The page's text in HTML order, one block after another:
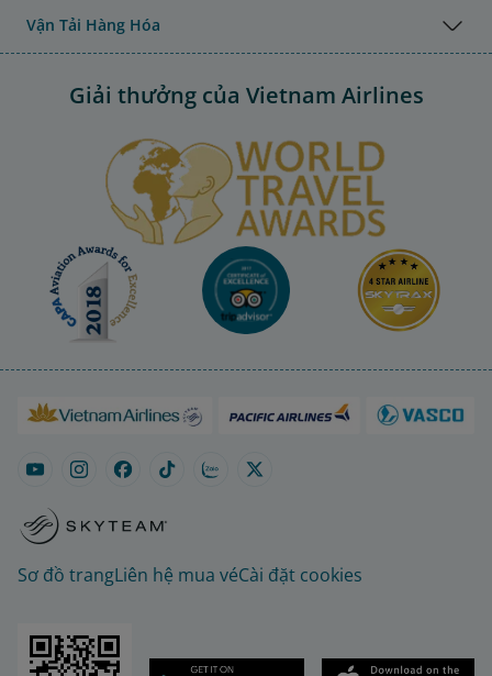
Vận Tải Hàng Hóa
Giải thưởng của Vietnam Airlines
Sơ đồ trangLiên hệ mua véCài đặt cookies